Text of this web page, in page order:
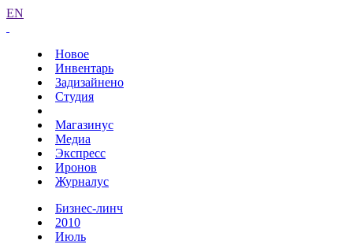
EN
Новое
Инвентарь
Задизайнено
Студия
Магазинус
Медиа
Экспресс
Иронов
Журналус
Бизнес-линч
2010
Июль